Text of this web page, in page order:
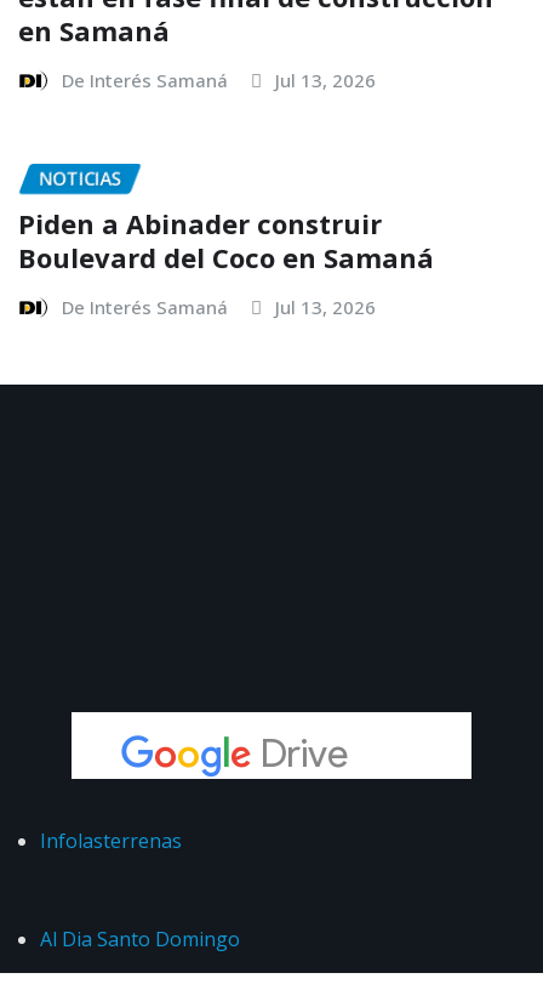
en Samaná
De Interés Samaná Jul 13, 2026
NOTICIAS
Piden a Abinader construir
Boulevard del Coco en Samaná
De Interés Samaná Jul 13, 2026
Infolasterrenas
Al Dia Santo Domingo